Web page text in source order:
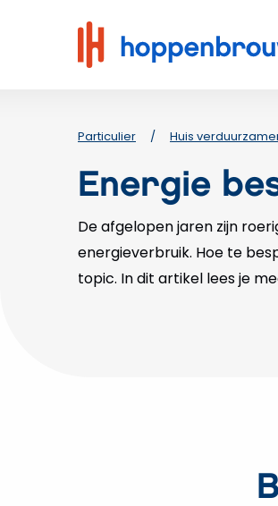
Hoppenbrouwers
Waar
Particulier / Huis
Energie
De afgelopen jaren zijn
energieverbruik. Hoe te
topic. In dit artikel lees je